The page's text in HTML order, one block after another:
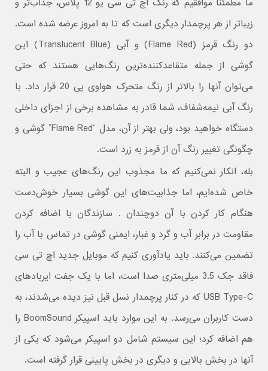
زیباتر از هر پرچمدار دیگری است که تا به امروز عرضه شده است.
دو رنگ قرمز (Flame Red) و آبی (Translucent Blue) این
گوشی از جمله متقاعدکننده‌ترین رنگ‌هایی هستند که حتی
می‌توان آنها را بالاتر از رنگ متحرک هواوی پی 20 قرار داد. با
رنگ آبی نیمه‌شفاف، شما قادر به مشاهده برخی از اجزای داخلی
دستگاه خواهید بود، ولی بهتر از آن، مدل “Flame Red” گوشی و
چگونگی تغییر رنگ آن از قرمز به زرد است.
بله، انکار نمی‌کنیم که ما مجذوب این رنگ‌های عجیب و البته
خاص شده‌ایم، اما جذابیت‌های این گوشی بسیار خوش‌دست
هنگام کار کردن با آن دوچندان . سازندگان با اضافه کردن
مقاومت در برابر آب و گرد و غبار، ایمنی گوشی در تماس با آب را
تضمین می‌کنند. باید یادآوری کنیم که موبایل جدید اچ تی سی
فاقد جک 3.5 میلی‌متری صدا است، اما با یک جفت ایربادهای
USB Type-C که در کنار پرچمدار نسل قبل نیز دیده می‌شدند، به
دست کاربران می‌رسد. به این موارد باید اسپیکر BoomSound را
هم اضافه کرد؛ این سیستم شامل دو اسپیکر می‌شود که یکی از
آنها در بخش بالایی و دیگری در بخش پایینی قرار گرفته است.